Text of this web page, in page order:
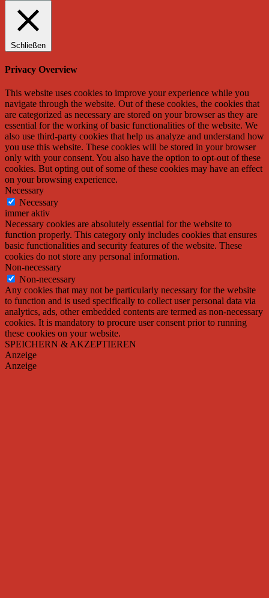
Schließen
Privacy Overview
This website uses cookies to improve your experience while you
navigate through the website. Out of these cookies, the cookies that
are categorized as necessary are stored on your browser as they are
essential for the working of basic functionalities of the website. We
also use third-party cookies that help us analyze and understand how
you use this website. These cookies will be stored in your browser
only with your consent. You also have the option to opt-out of these
cookies. But opting out of some of these cookies may have an effect
on your browsing experience.
Necessary
Necessary
immer aktiv
Necessary cookies are absolutely essential for the website to
function properly. This category only includes cookies that ensures
basic functionalities and security features of the website. These
cookies do not store any personal information.
Non-necessary
Non-necessary
Any cookies that may not be particularly necessary for the website
to function and is used specifically to collect user personal data via
analytics, ads, other embedded contents are termed as non-necessary
cookies. It is mandatory to procure user consent prior to running
these cookies on your website.
SPEICHERN & AKZEPTIEREN
Anzeige
Anzeige